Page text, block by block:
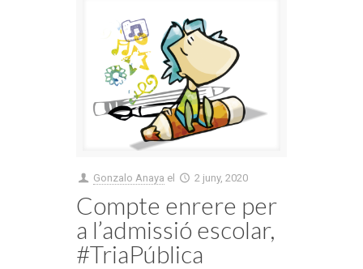
Gonzalo Anaya el 2 juny, 2020
Compte enrere per
a l’admissió escolar,
#TriaPública